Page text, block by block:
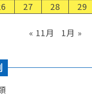
27 28 29
« 11月 1月 »